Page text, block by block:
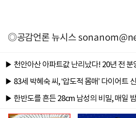
◎공감언론 뉴시스